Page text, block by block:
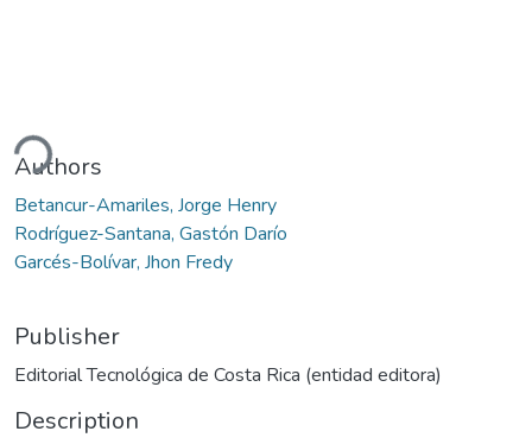
Authors
Betancur-Amariles, Jorge Henry
Rodríguez-Santana, Gastón Darío
Garcés-Bolívar, Jhon Fredy
Publisher
Editorial Tecnológica de Costa Rica (entidad editora)
Description